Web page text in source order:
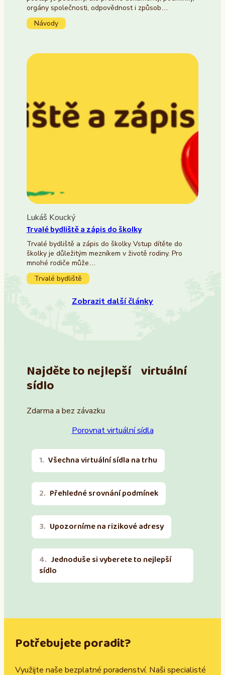
orgány společnosti, odpovědnost i způsob…
Návody
Lukáš Koucký
Trvalé bydliště a zápis do školky
Trvalé bydliště a zápis do školky Vstup dítěte do
školky je důležitým mezníkem v životě rodiny. Pro
mnohé rodiče může…
Trvalé bydliště
Zobrazit další články
Najděte to nejlepší virtuální
sídlo
Zdarma a bez závazku
Porovnat virtuální sídla
Všechna virtuální sídla na trhu
Přehledné srovnání podmínek
Upozorníme na rizikové adresy
Jednoduše si vyberete to nejlepší
sídlo
Potřebujete poradit?
Využijte naše bezplatné poradenství. Naši specialisté